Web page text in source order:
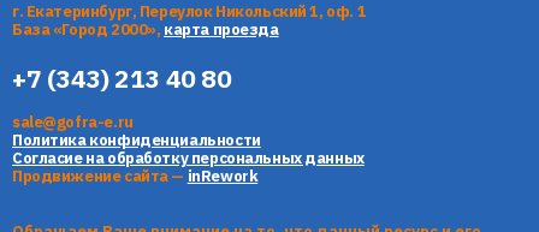
г. Екатеринбург, Переулок Никольский 1, оф. 1
База «Город 2000», карта проезда
+7 (343) 213 40 80
sale@gofra-e.ru
Политика конфиденциальности
Согласие на обработку персональных данных
Продвижение сайта — inRework